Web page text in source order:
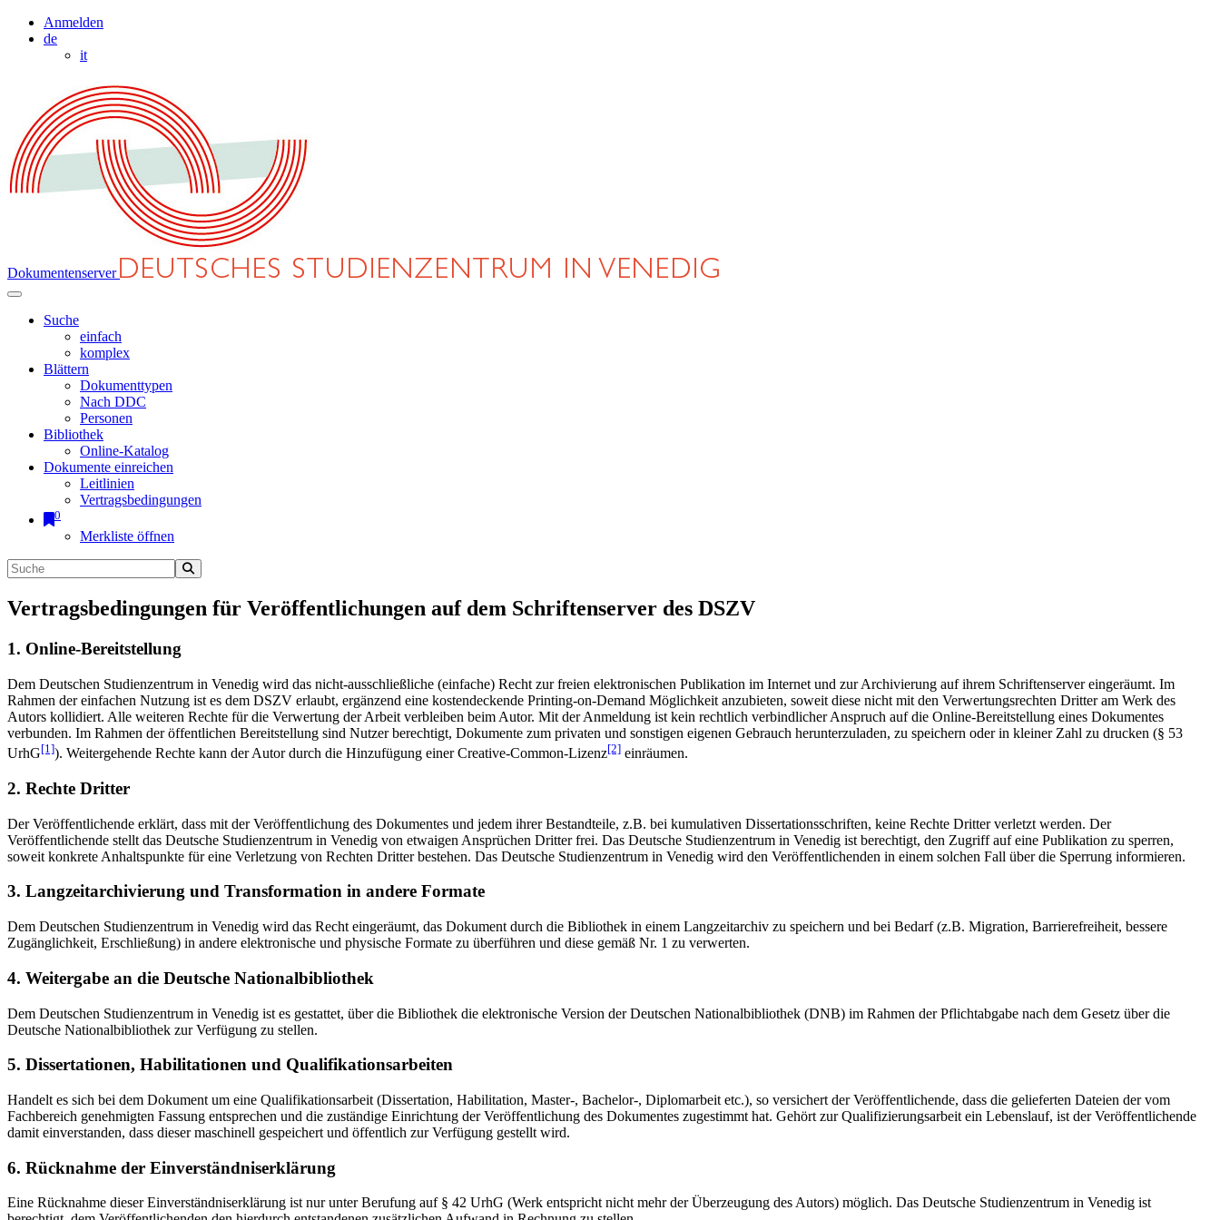
Anmelden
de
it
Dokumentenserver
Suche
einfach
komplex
Blättern
Dokumenttypen
Nach DDC
Personen
Bibliothek
Online-Katalog
Dokumente einreichen
Leitlinien
Vertragsbedingungen
0
Merkliste öffnen
Vertragsbedingungen für Veröffentlichungen auf dem Schriftenserver des DSZV
1. Online-Bereitstellung
Dem Deutschen Studienzentrum in Venedig wird das nicht-ausschließliche (einfache) Recht zur freien elektronischen Publikation im Internet und zur Archivierung auf ihrem Schriftenserver eingeräumt. Im
Rahmen der einfachen Nutzung ist es dem DSZV erlaubt, ergänzend eine kostendeckende Printing-on-Demand Möglichkeit anzubieten, soweit diese nicht mit den Verwertungsrechten Dritter am Werk des
Autors kollidiert. Alle weiteren Rechte für die Verwertung der Arbeit verbleiben beim Autor. Mit der Anmeldung ist kein rechtlich verbindlicher Anspruch auf die Online-Bereitstellung eines Dokumentes
verbunden. Im Rahmen der öffentlichen Bereitstellung sind Nutzer berechtigt, Dokumente zum privaten und sonstigen eigenen Gebrauch herunterzuladen, zu speichern oder in kleiner Zahl zu drucken (§ 53
UrhG[1]). Weitergehende Rechte kann der Autor durch die Hinzufügung einer Creative-Common-Lizenz[2] einräumen.
2. Rechte Dritter
Der Veröffentlichende erklärt, dass mit der Veröffentlichung des Dokumentes und jedem ihrer Bestandteile, z.B. bei kumulativen Dissertationsschriften, keine Rechte Dritter verletzt werden. Der
Veröffentlichende stellt das Deutsche Studienzentrum in Venedig von etwaigen Ansprüchen Dritter frei. Das Deutsche Studienzentrum in Venedig ist berechtigt, den Zugriff auf eine Publikation zu sperren,
soweit konkrete Anhaltspunkte für eine Verletzung von Rechten Dritter bestehen. Das Deutsche Studienzentrum in Venedig wird den Veröffentlichenden in einem solchen Fall über die Sperrung informieren.
3. Langzeitarchivierung und Transformation in andere Formate
Dem Deutschen Studienzentrum in Venedig wird das Recht eingeräumt, das Dokument durch die Bibliothek in einem Langzeitarchiv zu speichern und bei Bedarf (z.B. Migration, Barrierefreiheit, bessere
Zugänglichkeit, Erschließung) in andere elektronische und physische Formate zu überführen und diese gemäß Nr. 1 zu verwerten.
4. Weitergabe an die Deutsche Nationalbibliothek
Dem Deutschen Studienzentrum in Venedig ist es gestattet, über die Bibliothek die elektronische Version der Deutschen Nationalbibliothek (DNB) im Rahmen der Pflichtabgabe nach dem Gesetz über die
Deutsche Nationalbibliothek zur Verfügung zu stellen.
5. Dissertationen, Habilitationen und Qualifikationsarbeiten
Handelt es sich bei dem Dokument um eine Qualifikationsarbeit (Dissertation, Habilitation, Master-, Bachelor-, Diplomarbeit etc.), so versichert der Veröffentlichende, dass die gelieferten Dateien der vom
Fachbereich genehmigten Fassung entsprechen und die zuständige Einrichtung der Veröffentlichung des Dokumentes zugestimmt hat. Gehört zur Qualifizierungsarbeit ein Lebenslauf, ist der Veröffentlichende
damit einverstanden, dass dieser maschinell gespeichert und öffentlich zur Verfügung gestellt wird.
6. Rücknahme der Einverständniserklärung
Eine Rücknahme dieser Einverständniserklärung ist nur unter Berufung auf § 42 UrhG (Werk entspricht nicht mehr der Überzeugung des Autors) möglich. Das Deutsche Studienzentrum in Venedig ist